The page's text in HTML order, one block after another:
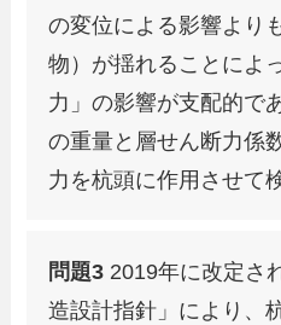
の変位による影響より
物）が揺れることによ
力」の影響が支配的で
の重量と層せん断力係
力を杭頭に作用させて
問題3 2019年に改定さ
造設計指針」により、